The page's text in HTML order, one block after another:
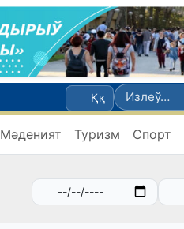
Ққ
Мәденият Туризм Спорт